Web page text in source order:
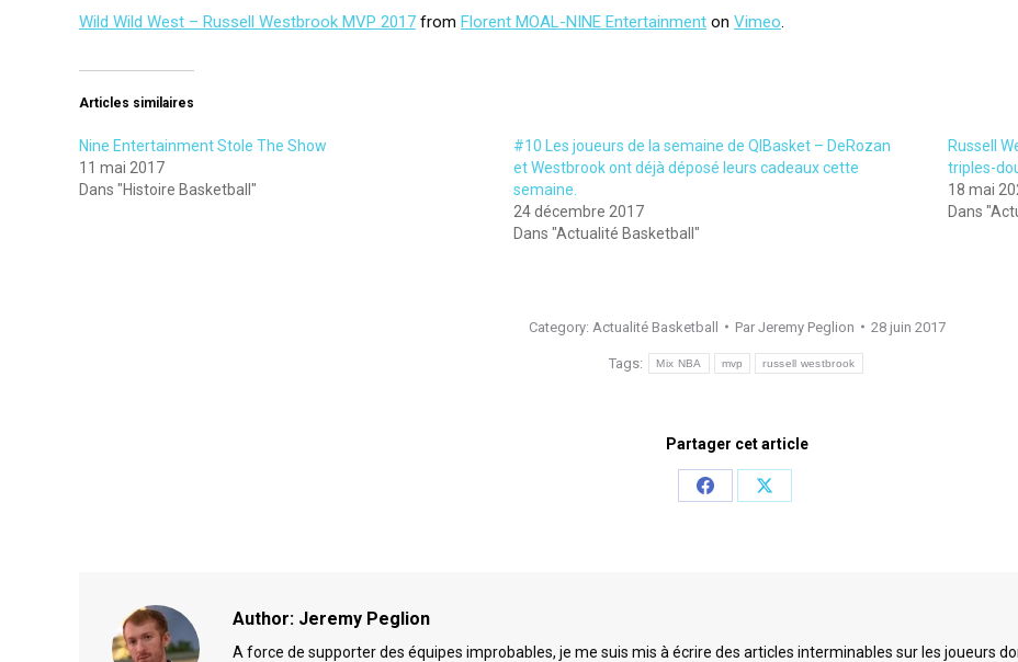
Wild Wild West – Russell Westbrook MVP 2017 from Florent MOAL-NINE Entertainment on Vimeo.
Articles similaires
Nine Entertainment Stole The Show
11 mai 2017
Dans "Histoire Basketball"
#10 Les joueurs de la semaine de QIBasket – DeRozan
et Westbrook ont déjà déposé leurs cadeaux cette
semaine.
24 décembre 2017
Dans "Actualité Basketball"
Russell
triples-
18 mai
Dans
Category: Actualité Basketball Par Jeremy Peglion 28 juin 2017
Tags: Mix NBA mvp russell westbrook
Partager cet article
Share
Share
Author: Jeremy Peglion
A force de supporter des équipes improbables, je me suis mis à écrire des articles interminables sur les joueurs